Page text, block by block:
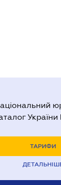
України
ТАРИФИ